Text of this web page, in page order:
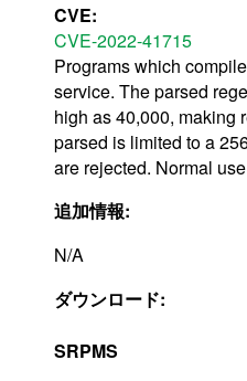
CVE:
CVE-2022-41715
Programs which
service. The parsed
high as 40,000, making
parsed is limited to a
are rejected. Normal
追加情報:
N/A
ダウンロード:
SRPMS